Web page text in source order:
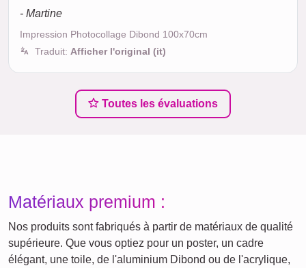
- Martine
Impression Photocollage Dibond 100x70cm
Traduit: Afficher l'original (it)
Toutes les évaluations
Matériaux premium :
Nos produits sont fabriqués à partir de matériaux de qualité
supérieure. Que vous optiez pour un poster, un cadre
élégant, une toile, de l'aluminium Dibond ou de l'acrylique,